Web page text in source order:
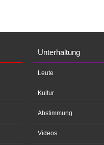
Unterhaltung
Leute
Kultur
Abstimmung
Videos